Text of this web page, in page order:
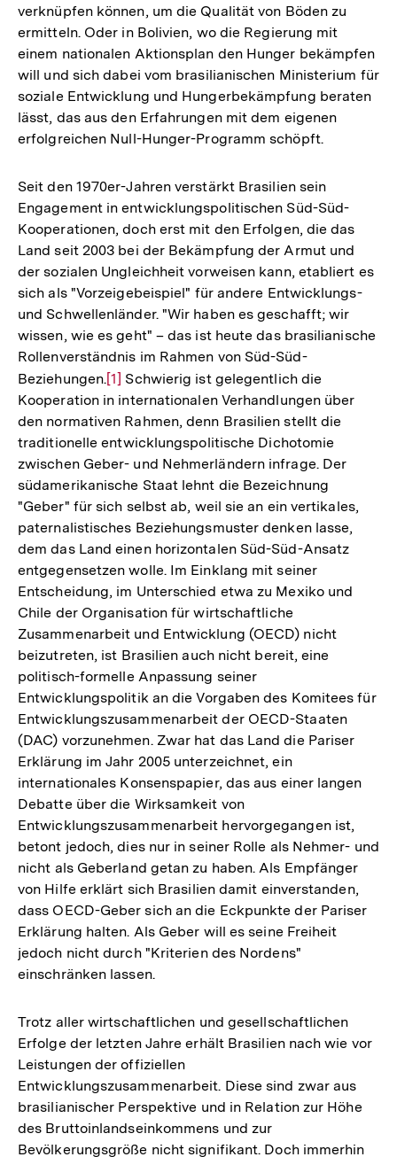
verknüpfen können, um die Qualität von Böden zu
ermitteln. Oder in Bolivien, wo die Regierung mit
einem nationalen Aktionsplan den Hunger bekämpfen
will und sich dabei vom brasilianischen Ministerium für
soziale Entwicklung und Hungerbekämpfung beraten
lässt, das aus den Erfahrungen mit dem eigenen
erfolgreichen Null-Hunger-Programm schöpft.
Seit den 1970er-Jahren verstärkt Brasilien sein
Engagement in entwicklungspolitischen Süd-Süd-
Kooperationen, doch erst mit den Erfolgen, die das
Land seit 2003 bei der Bekämpfung der Armut und
der sozialen Ungleichheit vorweisen kann, etabliert es
sich als "Vorzeigebeispiel" für andere Entwicklungs-
und Schwellenländer. "Wir haben es geschafft; wir
wissen, wie es geht" – das ist heute das brasilianische
Rollenverständnis im Rahmen von Süd-Süd-
Beziehungen.Zur
Auflösung
der
Fußnote
[1] Schwierig ist gelegentlich die
Kooperation in internationalen Verhandlungen über
den normativen Rahmen, denn Brasilien stellt die
traditionelle entwicklungspolitische Dichotomie
zwischen Geber- und Nehmerländern infrage. Der
südamerikanische Staat lehnt die Bezeichnung
"Geber" für sich selbst ab, weil sie an ein vertikales,
paternalistisches Beziehungsmuster denken lasse,
dem das Land einen horizontalen Süd-Süd-Ansatz
entgegensetzen wolle. Im Einklang mit seiner
Entscheidung, im Unterschied etwa zu Mexiko und
Chile der Organisation für wirt­schaftliche
Zusammenarbeit und Entwicklung (OECD) nicht
beizutreten, ist Brasilien auch nicht bereit, eine
politisch-formelle Anpassung seiner
Entwicklungspolitik an die Vorgaben des Komitees für
Entwicklungszusammenarbeit der OECD-Staaten
(DAC) vorzunehmen. Zwar hat das Land die Pariser
Erklärung im Jahr 2005 unterzeichnet, ein
internationales Konsenspapier, das aus einer langen
Debatte über die Wirksamkeit von
Entwicklungszusammenarbeit hervorgegangen ist,
betont jedoch, dies nur in seiner Rolle als Nehmer- und
nicht als Geberland getan zu haben. Als Empfänger
von Hilfe erklärt sich Brasilien damit einverstanden,
dass OECD-Geber sich an die Eckpunkte der Pariser
Erklärung halten. Als Geber will es seine Freiheit
jedoch nicht durch "Kriterien des Nordens"
einschränken lassen.
Trotz aller wirtschaftlichen und gesellschaftlichen
Erfolge der letzten Jahre erhält Brasilien nach wie vor
Leistungen der offiziellen
Entwicklungszusammenarbeit. Diese sind zwar aus
brasilianischer Perspektive und in Relation zur Höhe
des Bruttoinlandseinkommens und zur
Bevölkerungsgröße nicht signifikant. Doch immerhin